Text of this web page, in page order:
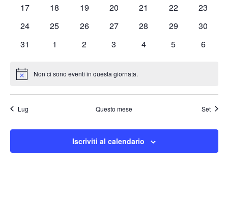
0 eventi
17 0 eventi
18 0 eventi
19 0 eventi
20 0 eventi
21 0 eventi
22 0 eventi
23
0 eventi
24 0 eventi
25 0 eventi
26 0 eventi
27 0 eventi
28 0 eventi
29 0 eventi
30
0 eventi
31 0 eventi
1 0 eventi
2 0 eventi
3 0 eventi
4 0 eventi
5 0
6
Notice Non ci sono eventi in questa giornata.
Lug Questo mese Set
Iscriviti al calendario